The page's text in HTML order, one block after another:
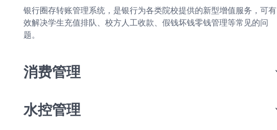
银行圈存转账管理系统，是银行为各类院校提供的新型增值服务，可有
效解决学生充值排队、校方人工收款、假钱坏钱零钱管理等常见的问
题。
消费管理
水控管理